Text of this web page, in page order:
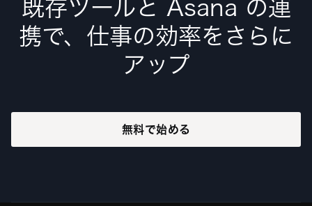
既存ツールと Asana の連
携で、仕事の効率をさらに
アップ
無料で始める